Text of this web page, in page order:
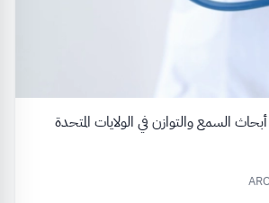
السمع والتوازن في الولايات المتحدة